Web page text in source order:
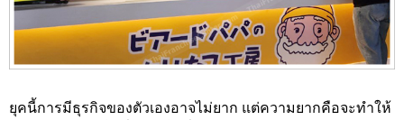
ยุคนี้การมีธุรกิจของตัวเองอาจไม่ยาก แต่ความยากคือจะทำให้